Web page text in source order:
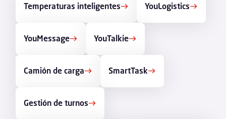
Temperaturas inteligentes YouLogistics
YouMessage YouTalkie
Camión de carga SmartTask
Gestión de turnos